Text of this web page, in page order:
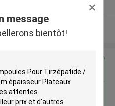
message
bientôt!
plus
de 2 ml avec